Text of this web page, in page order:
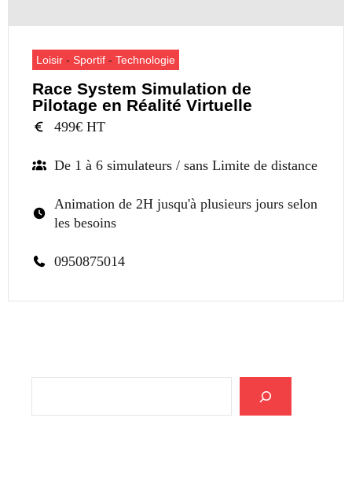
Loisir - Sportif - Technologie
Race System Simulation de
Pilotage en Réalité Virtuelle
499€ HT
De 1 à 6 simulateurs / sans Limite de distance
Animation de 2H jusqu'à plusieurs jours selon
les besoins
0950875014